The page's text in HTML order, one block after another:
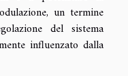
un termine
del sistema
influenzato dalla